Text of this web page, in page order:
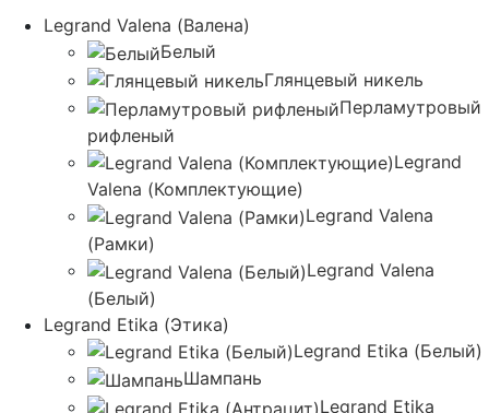
Legrand Valena (Валена)
Белый
Глянцевый никель
Перламутровый
рифленый
Legrand
Valena (Комплектующие)
Legrand Valena
(Рамки)
Legrand Valena
(Белый)
Legrand Etika (Этика)
Legrand Etika (Белый)
Шампань
Legrand Etika